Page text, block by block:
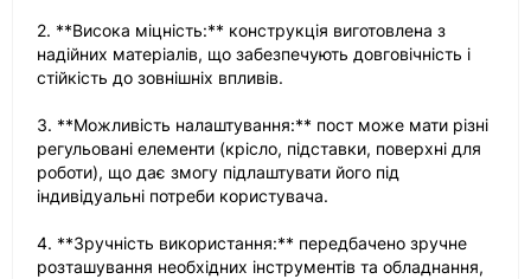
2. **Висока міцність:** конструкція виготовлена з
надійних матеріалів, що забезпечують довговічність і
стійкість до зовнішніх впливів.
3. **Можливість налаштування:** пост може мати різні
регульовані елементи (крісло, підставки, поверхні для
роботи), що дає змогу підлаштувати його під
індивідуальні потреби користувача.
4. **Зручність використання:** передбачено зручне
розташування необхідних інструментів та обладнання,